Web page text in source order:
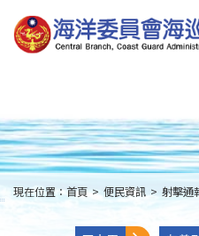
到
主
要
main
content
:::
現在位置：首頁 > 便民資訊 > 射擊通